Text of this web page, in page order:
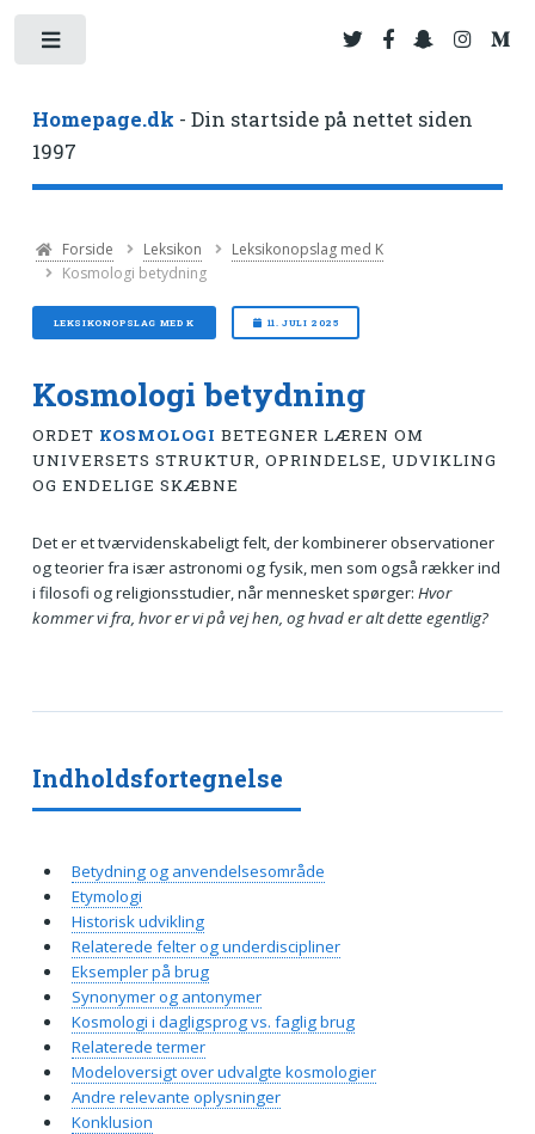
Homepage.dk - Din startside på nettet siden
1997
Forside Leksikon
Leksikonopslag med K
Kosmologi betydning
LEKSIKONOPSLAG MED K 11. JULI 2025
Kosmologi betydning
ORDET KOSMOLOGI BETEGNER LÆREN OM
UNIVERSETS STRUKTUR, OPRINDELSE, UDVIKLING
OG ENDELIGE SKÆBNE
Det er et tværvidenskabeligt felt, der kombinerer observationer
og teorier fra især astronomi og fysik, men som også rækker ind
i filosofi og religionsstudier, når mennesket spørger: Hvor
kommer vi fra, hvor er vi på vej hen, og hvad er alt dette egentlig?
Indholdsfortegnelse
Betydning og anvendelsesområde
Etymologi
Historisk udvikling
Relaterede felter og underdiscipliner
Eksempler på brug
Synonymer og antonymer
Kosmologi i dagligsprog vs. faglig brug
Relaterede termer
Modeloversigt over udvalgte kosmologier
Andre relevante oplysninger
Konklusion